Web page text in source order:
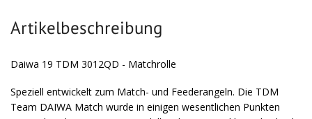
Artikelbeschreibung
Daiwa 19 TDM 3012QD - Matchrolle
Speziell entwickelt zum Match- und Feederangeln. Die TDM
Team DAIWA Match wurde in einigen wesentlichen Punkten